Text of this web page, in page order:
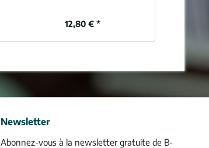
12,80 € *
Newsletter
Abonnez-vous à la newsletter gratuite de B-